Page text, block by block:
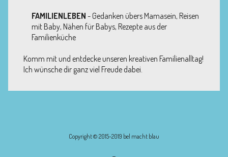
FAMILIENLEBEN - Gedanken übers Mamasein, Reisen
mit Baby, Nähen für Babys, Rezepte aus der
Familienküche
Komm mit und entdecke unseren kreativen Familienalltag!
Ich wünsche dir ganz viel Freude dabei.
Copyright © 2015-2019 bel macht blau